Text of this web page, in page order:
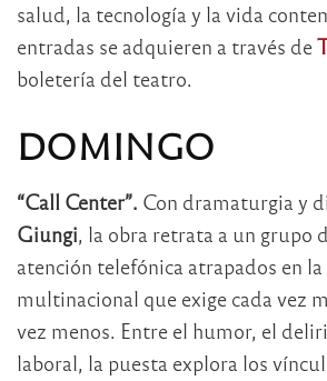
salud, la tecnología y la vida
entradas se adquieren a través de
boletería del teatro.
DOMINGO
“Call Center”. Con dramaturgia y
Giungi, la obra retrata a un grupo
atención telefónica atrapados en
multinacional que exige cada vez
vez menos. Entre el humor, el
laboral, la puesta explora los